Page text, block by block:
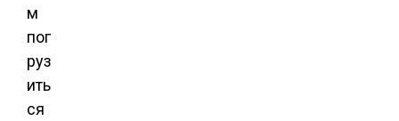
м
пог
руз
ить
ся